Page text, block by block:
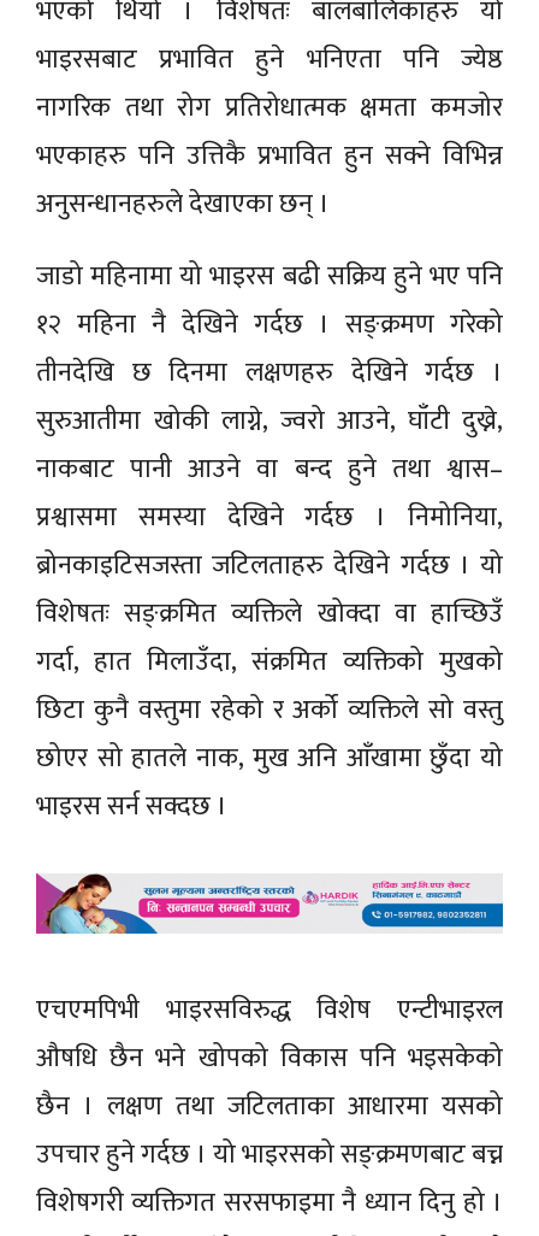
भएको थियो । विशेषतः बालबालिकाहरु यो
भाइरसबाट प्रभावित हुने भनिएता पनि ज्येष्ठ
नागरिक तथा रोग प्रतिरोधात्मक क्षमता कमजोर
भएकाहरु पनि उत्तिकै प्रभावित हुन सक्ने विभिन्न
अनुसन्धानहरुले देखाएका छन् ।
जाडो महिनामा यो भाइरस बढी सक्रिय हुने भए पनि
१२ महिना नै देखिने गर्दछ । सङ्क्रमण गरेको
तीनदेखि छ दिनमा लक्षणहरु देखिने गर्दछ ।
सुरुआतीमा खोकी लाग्ने, ज्वरो आउने, घाँटी दुख्ने,
नाकबाट पानी आउने वा बन्द हुने तथा श्वास–
प्रश्वासमा समस्या देखिने गर्दछ । निमोनिया,
ब्रोनकाइटिसजस्ता जटिलताहरु देखिने गर्दछ । यो
विशेषतः सङ्क्रमित व्यक्तिले खोक्दा वा हाच्छिउँ
गर्दा, हात मिलाउँदा, संक्रमित व्यक्तिको मुखको
छिटा कुनै वस्तुमा रहेको र अर्को व्यक्तिले सो वस्तु
छोएर सो हातले नाक, मुख अनि आँखामा छुँदा यो
भाइरस सर्न सक्दछ ।
एचएमपिभी भाइरसविरुद्ध विशेष एन्टीभाइरल
औषधि छैन भने खोपको विकास पनि भइसकेको
छैन । लक्षण तथा जटिलताका आधारमा यसको
उपचार हुने गर्दछ । यो भाइरसको सङ्क्रमणबाट बच्न
विशेषगरी व्यक्तिगत सरसफाइमा नै ध्यान दिनु हो ।